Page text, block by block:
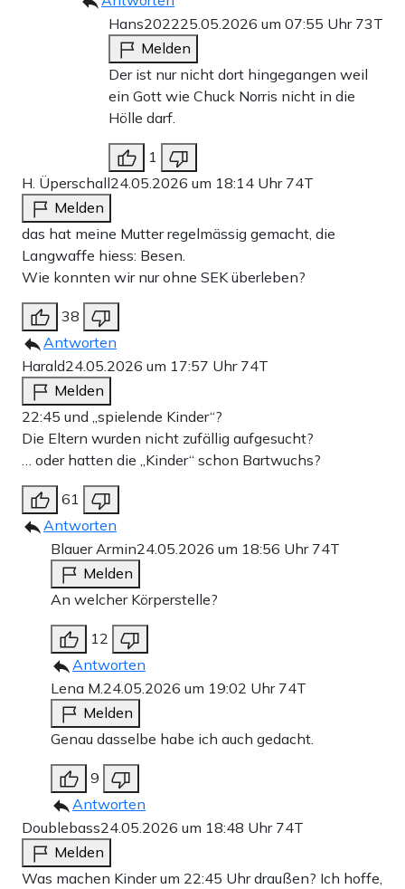
Hans202225.05.2026 um 07:55 Uhr 73T
Melden
Der ist nur nicht dort hingegangen weil
ein Gott wie Chuck Norris nicht in die
Hölle darf.
1
H. Üperschall24.05.2026 um 18:14 Uhr 74T
Melden
das hat meine Mutter regelmässig gemacht, die
Langwaffe hiess: Besen.
Wie konnten wir nur ohne SEK überleben?
38
Antworten
Harald24.05.2026 um 17:57 Uhr 74T
Melden
22:45 und „spielende Kinder“?
Die Eltern wurden nicht zufällig aufgesucht?
… oder hatten die „Kinder“ schon Bartwuchs?
61
Antworten
Blauer Armin24.05.2026 um 18:56 Uhr 74T
Melden
An welcher Körperstelle?
12
Antworten
Lena M.24.05.2026 um 19:02 Uhr 74T
Melden
Genau dasselbe habe ich auch gedacht.
9
Antworten
Doublebass24.05.2026 um 18:48 Uhr 74T
Melden
Was machen Kinder um 22:45 Uhr draußen? Ich hoffe,